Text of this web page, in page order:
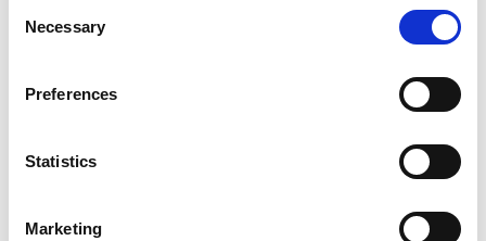
Selection
Necessary
Preferences
Statistics
Marketing
primo semestre